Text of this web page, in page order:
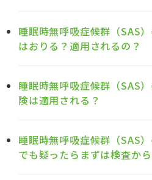
睡眠時無呼吸症候群（SAS
はおりる？適用されるの？
睡眠時無呼吸症候群（SAS
険は適用される？
睡眠時無呼吸症候群（SAS
でも疑ったらまずは検査から